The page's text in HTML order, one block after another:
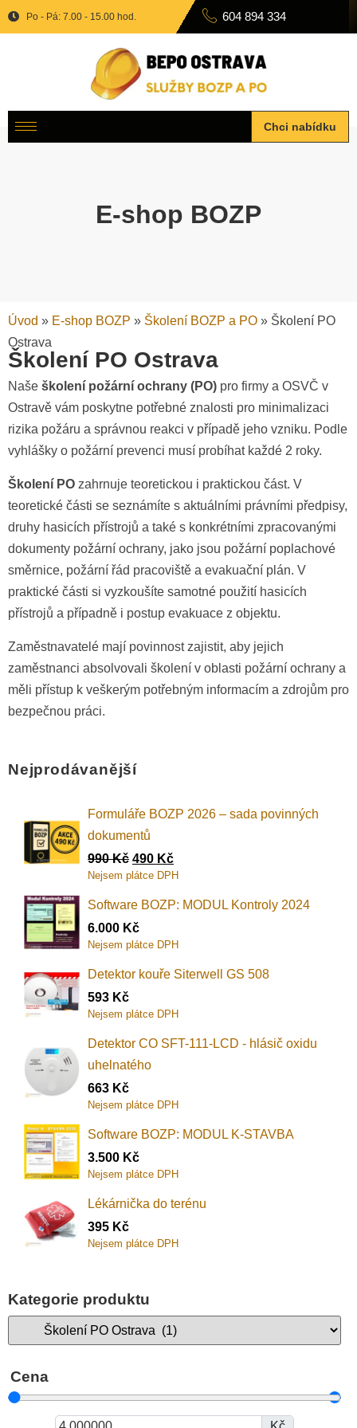
Po - Pá: 7.00 - 15.00 hod. 604 894 334
Chci nabídku
E-shop BOZP
Úvod » E-shop BOZP » Školení BOZP a PO » Školení PO
Ostrava
Školení PO Ostrava
Naše školení požární ochrany (PO) pro firmy a OSVČ v
Ostravě vám poskytne potřebné znalosti pro minimalizaci
rizika požáru a správnou reakci v případě jeho vzniku. Podle
vyhlášky o požární prevenci musí probíhat každé 2 roky.
Školení PO zahrnuje teoretickou i praktickou část. V
teoretické části se seznámíte s aktuálními právními předpisy,
druhy hasicích přístrojů a také s konkrétními zpracovanými
dokumenty požární ochrany, jako jsou požární poplachové
směrnice, požární řád pracoviště a evakuační plán. V
praktické části si vyzkoušíte samotné použití hasicích
přístrojů a případně i postup evakuace z objektu.
Zaměstnavatelé mají povinnost zajistit, aby jejich
zaměstnanci absolvovali školení v oblasti požární ochrany a
měli přístup k veškerým potřebným informacím a zdrojům pro
bezpečnou práci.
Nejprodávanější
Formuláře BOZP 2026 – sada povinných
dokumentů
990Kč 490 Kč
Nejsem plátce DPH
Software BOZP: MODUL Kontroly 2024
6.000 Kč
Nejsem plátce DPH
Detektor kouře Siterwell GS 508
593 Kč
Nejsem plátce DPH
Detektor CO SFT-111-LCD - hlásič oxidu
uhelnatého
663 Kč
Nejsem plátce DPH
Software BOZP: MODUL K-STAVBA
3.500 Kč
Nejsem plátce DPH
Lékárnička do terénu
395 Kč
Nejsem plátce DPH
Kategorie produktu
Cena